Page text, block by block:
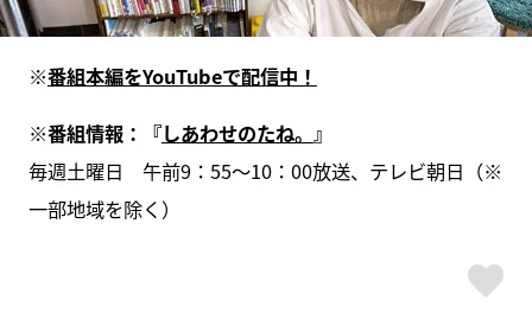
※番組本編をYouTubeで配信中！
※番組情報：『しあわせのたね。 』
毎週土曜日 午前9：55～10：00放送、テレビ朝日（※
一部地域を除く）